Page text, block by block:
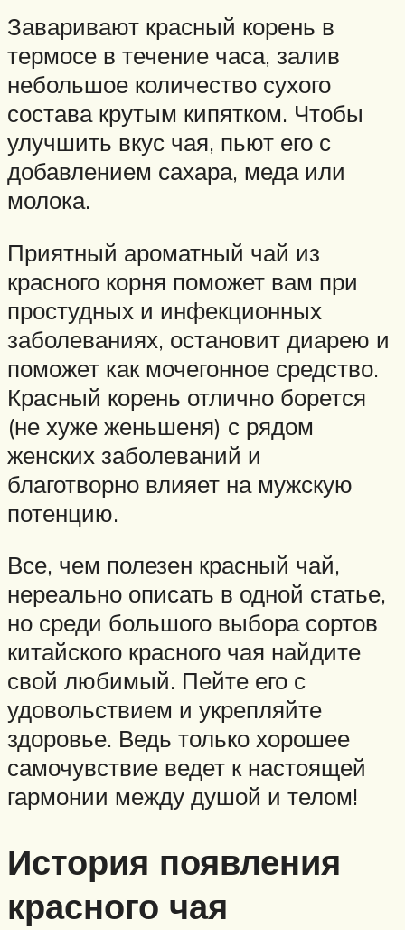
Заваривают красный корень в
термосе в течение часа, залив
небольшое количество сухого
состава крутым кипятком. Чтобы
улучшить вкус чая, пьют его с
добавлением сахара, меда или
молока.
Приятный ароматный чай из
красного корня поможет вам при
простудных и инфекционных
заболеваниях, остановит диарею и
поможет как мочегонное средство.
Красный корень отлично борется
(не хуже женьшеня) с рядом
женских заболеваний и
благотворно влияет на мужскую
потенцию.
Все, чем полезен красный чай,
нереально описать в одной статье,
но среди большого выбора сортов
китайского красного чая найдите
свой любимый. Пейте его с
удовольствием и укрепляйте
здоровье. Ведь только хорошее
самочувствие ведет к настоящей
гармонии между душой и телом!
История появления
красного чая